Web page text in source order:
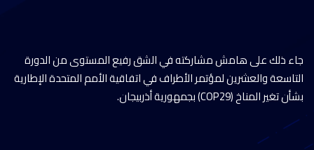
جاء ذلك على هامش مشاركته في الشق رفيع المستوى من الدورة
التاسعة والعشرين لمؤتمر الأطراف في اتفاقية الأمم المتحدة الإطارية
بشأن تغير المناخ (COP29) بجمهورية أذربيجان.